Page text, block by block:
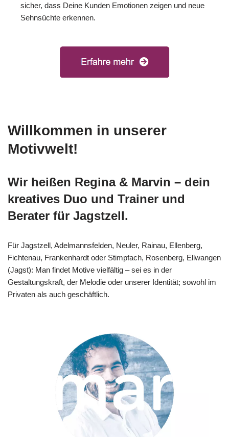
sicher, dass Deine Kunden Emotionen zeigen und neue
Sehnsüchte erkennen.
Willkommen in unserer
Motivwelt!
Wir heißen Regina & Marvin – dein
kreatives Duo und Trainer und
Berater für Jagstzell.
Für Jagstzell, Adelmannsfelden, Neuler, Rainau, Ellenberg,
Fichtenau, Frankenhardt oder Stimpfach, Rosenberg, Ellwangen
(Jagst): Man findet Motive vielfältig – sei es in der
Gestaltungskraft, der Melodie oder unserer Identität; sowohl im
Privaten als auch geschäftlich.